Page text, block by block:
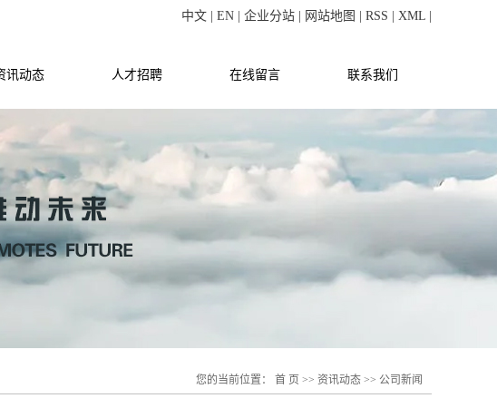
中文 EN 企业分站 网站地图 RSS XML
讯动态 人才招聘 在线留言 联系我们
您的当前位置： 首 页 >> 资讯动态 >> 公司新闻